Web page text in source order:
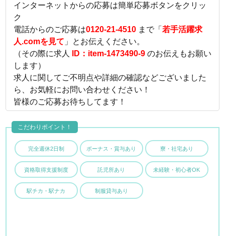
インターネットからの応募は簡単応募ボタンをクリッ
ク
電話からのご応募は0120-21-4510 まで「 若手活躍求
人.comを見て 」とお伝えください。
（その際に求人
ID：item-1473490-9 のお伝えもお願い
します）
求人に関してご不明点や詳細の確認などございました
ら、お気軽にお問い合わせください！
皆様のご応募お待ちしてます！
完全週休2日制 ボーナス・賞与あり 寮・社宅あり
資格取得支援制度 託児所あり 未経験・初心者OK
駅チカ・駅ナカ 制服貸与あり
こだわりポイント！